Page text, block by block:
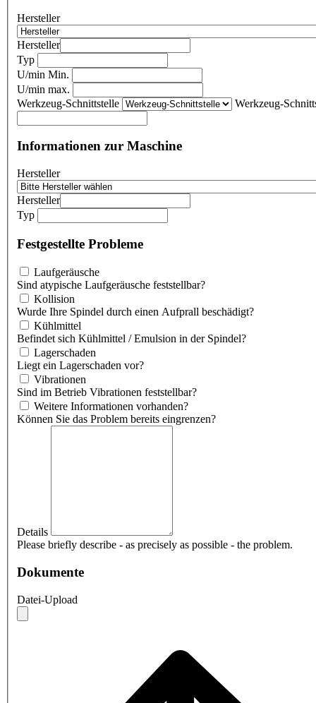
Hersteller
Hersteller
Typ
U/min Min.
U/min max.
Werkzeug-Schnittstelle
Werkzeug-
Informationen zur Maschine
Hersteller
Hersteller
Typ
Festgestellte Probleme
Laufgeräusche
Sind atypische Laufgeräusche feststellbar?
Kollision
Wurde Ihre Spindel durch einen Aufprall beschädigt?
Kühlmittel
Befindet sich Kühlmittel / Emulsion in der Spindel?
Lagerschaden
Liegt ein Lagerschaden vor?
Vibrationen
Sind im Betrieb Vibrationen feststellbar?
Weitere Informationen vorhanden?
Können Sie das Problem bereits eingrenzen?
Details
Please briefly describe - as precisely as possible - the problem.
Dokumente
Datei-Upload